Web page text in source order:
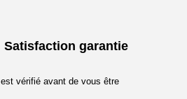
Satisfaction garantie
vérifié avant de vous être